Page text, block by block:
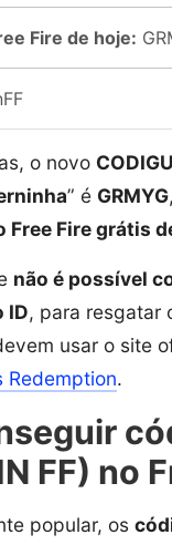
Fire de hoje:
o novo
” é GRMYG
Free Fire grátis
não é possível
ID, para resgatar
usar o site
Redemption.
FF) no
popular, os